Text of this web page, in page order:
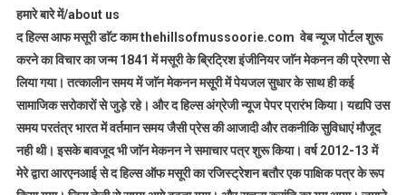
हमारे बारे में/about us
द हिल्स आफ मसूरी डाॅट काम thehillsofmussoorie.com वेब न्यूज पोर्टल शुरू
करने का विचार का जन्म 1841 में मसूरी के ब्रिट्रिश इंजीनियर जाॅन मेकनन की प्रेरणा से
लिया गया। तत्कालीन समय में जाॅन मेकनन मसूरी में पेयजल सुधार के साथ ही कई
सामाजिक सरोकारों से जुड़े रहे। और द हिल्स अंग्रेजी न्यूज पेपर प्रारंभ किया। यद्यपि उस
समय परतंत्र भारत में वर्तमान समय जैसी प्रेस की आजादी और तकनीकि सुविधाएं मौजूद
नही थी। इसके बावजूद भी जाॅन मेकनन ने समाचार पत्र शुरू किया। वर्ष 2012-13 में
मेरे द्वारा आरएनआई से द हिल्स ऑफ मसूरी का रजिस्ट्रेशन बतौर एक पाक्षिक पत्र के रूप